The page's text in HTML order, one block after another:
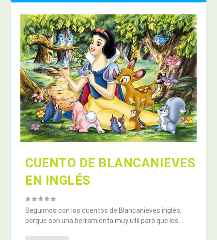
CUENTO DE BLANCANIEVES
EN INGLÉS
Seguimos con los cuentos de Blancanieves inglés,
porque son una herramienta muy útil para que los...